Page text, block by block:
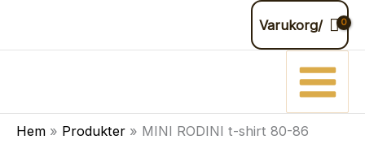
innehåll
Varukorg/
Hem Produkter MINI RODINI t-shirt 80-86